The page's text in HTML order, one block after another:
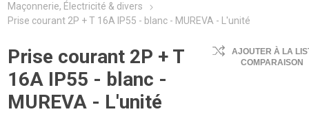
Maçonnerie, Électricité & divers
Prise courant 2P + T 16A IP55 - blanc - MUREVA - L'unité
Prise courant 2P + T
16A IP55 - blanc -
MUREVA - L'unité
AJOUTER À LA
COMPARAISON